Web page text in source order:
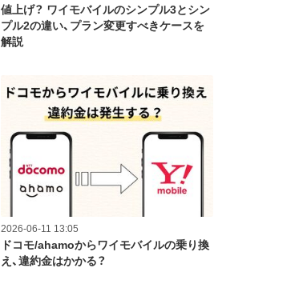
値上げ？ ワイモバイルのシンプル3とシン
プル2の違い、プラン変更すべきケースを
解説
2026-06-11 13:05
ドコモ/ahamoからワイモバイルの乗り換
え、違約金はかかる？